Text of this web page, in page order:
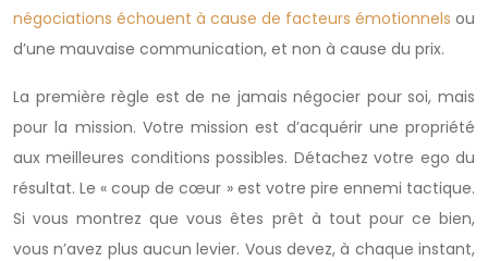
négociations échouent à cause de facteurs émotionnels ou
d’une mauvaise communication, et non à cause du prix.
La première règle est de ne jamais négocier pour soi, mais
pour la mission. Votre mission est d’acquérir une propriété
aux meilleures conditions possibles. Détachez votre ego du
résultat. Le « coup de cœur » est votre pire ennemi tactique.
Si vous montrez que vous êtes prêt à tout pour ce bien,
vous n’avez plus aucun levier. Vous devez, à chaque instant,